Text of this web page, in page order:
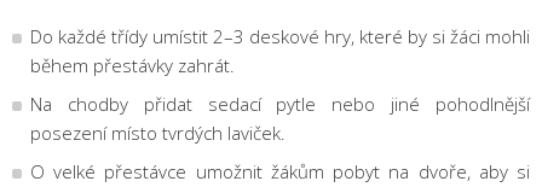
Do každé třídy umístit 2–3 deskové hry, které by si žáci mohli
během přestávky zahrát.
Na chodby přidat sedací pytle nebo jiné pohodlnější
posezení místo tvrdých laviček.
O velké přestávce umožnit žákům pobyt na dvoře, aby si